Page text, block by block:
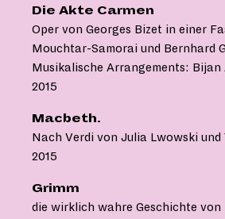
Die Akte Carmen
Oper von Georges Bizet in einer
Mouchtar-Samorai und Bernhard
Musikalische Arrangements: Bijan
2015
Macbeth.
Nach Verdi von Julia Lwowski und
2015
Grimm
die wirklich wahre Geschichte von